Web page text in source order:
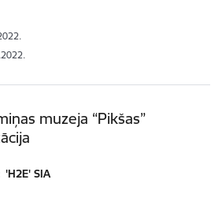
muzeja “Pikšas”
'H2E' SIA